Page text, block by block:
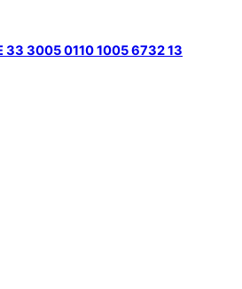
33 3005 0110 1005 6732 13